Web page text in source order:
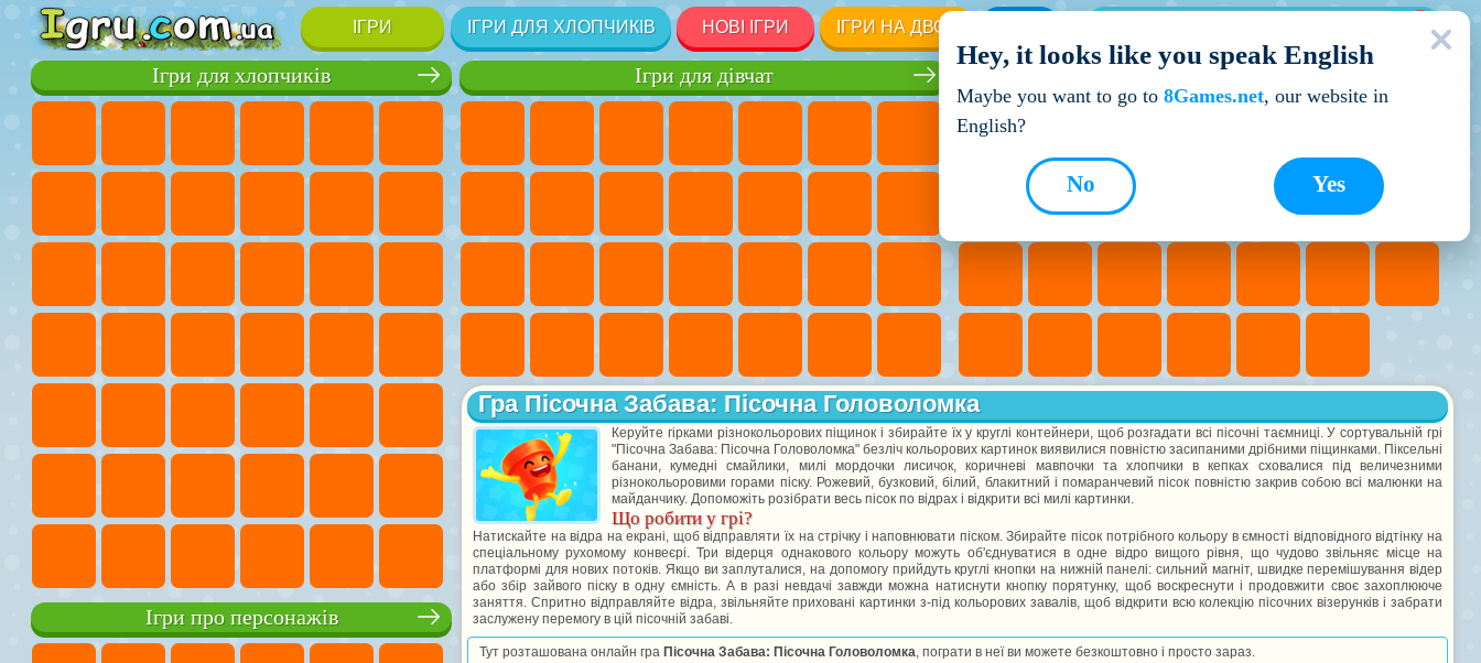
ІГРИ ІГРИ ДЛЯ ХЛОПЧИКІВ НОВІ ІГРИ ІГРИ НА ДВОХ
Кращі ігри
Ігри для дівчат
Ігри для хлопчиків
Ігри про персонажів
Гра Пісочна Забава: Пісочна Головоломка
Керуйте гірками різнокольорових піщинок і збирайте їх у круглі контейнери, щоб розгадати всі пісочні таємниці. У сортувальній грі
"Пісочна Забава: Пісочна Головоломка" безліч кольорових картинок виявилися повністю засипаними дрібними піщинками. Піксельні
банани, кумедні смайлики, милі мордочки лисичок, коричневі мавпочки та хлопчики в кепках сховалися під величезними
різнокольоровими горами піску. Рожевий, бузковий, білий, блакитний і помаранчевий пісок повністю закрив собою всі малюнки на
майданчику. Допоможіть розібрати весь пісок по відрах і відкрити всі милі картинки.
Що робити у грі?
Натискайте на відра на екрані, щоб відправляти їх на стрічку і наповнювати піском. Збирайте пісок потрібного кольору в ємності відповідного відтінку на
спеціальному рухомому конвеєрі. Три відерця однакового кольору можуть об'єднуватися в одне відро вищого рівня, що чудово звільняє місце на
платформі для нових потоків. Якщо ви заплуталися, на допомогу прийдуть круглі кнопки на нижній панелі: сильний магніт, швидке перемішування відер
або збір зайвого піску в одну ємність. А в разі невдачі завжди можна натиснути кнопку порятунку, щоб воскреснути і продовжити своє захоплююче
заняття. Спритно відправляйте відра, звільняйте приховані картинки з-під кольорових завалів, щоб відкрити всю колекцію пісочних візерунків і забрати
заслужену перемогу в цій пісочній забаві.
Тут розташована онлайн гра Пісочна Забава: Пісочна Головоломка, пограти в неї ви можете безкоштовно і просто зараз.
Hey, it looks like you speak English
Maybe you want to go to 8Games.net, our website in
English?
Yes
No